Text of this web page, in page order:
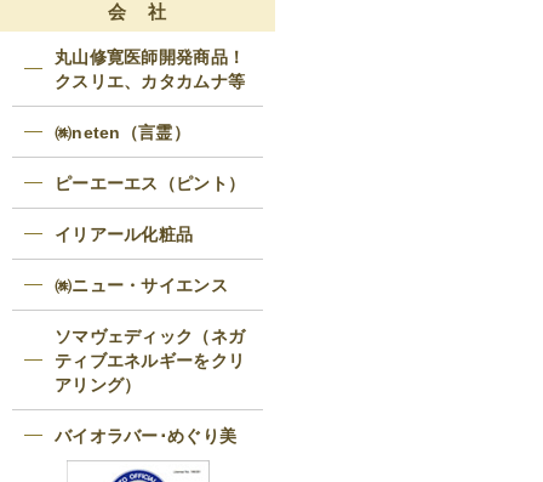
会 社
丸山修寛医師開発商品！
クスリエ、カタカムナ等
㈱neten（言霊）
ピーエーエス（ピント）
イリアール化粧品
㈱ニュー・サイエンス
ソマヴェディック（ネガ
ティブエネルギーをクリ
アリング）
バイオラバー･めぐり美